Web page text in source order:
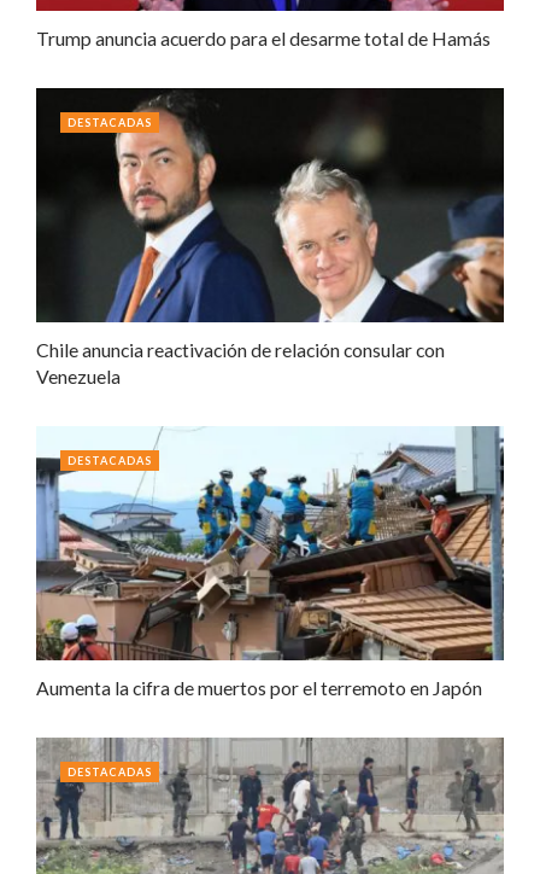
Trump anuncia acuerdo para el desarme total de Hamás
Chile anuncia reactivación de relación consular con
Venezuela
DESTACADAS
Aumenta la cifra de muertos por el terremoto en Japón
DESTACADAS
DESTACADAS